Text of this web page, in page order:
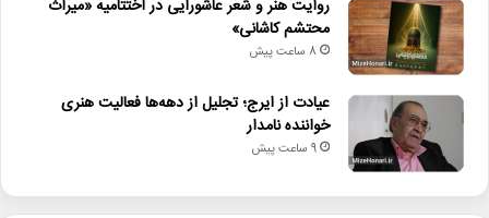
روایت هنر و شعر عاشورایی در اختتامیه «میراث
محتشم کاشانی»
8 ساعت پیش
عیادت از ایرج؛ تجلیل از دهه‌ها فعالیت هنری
خواننده نامدار
9 ساعت پیش